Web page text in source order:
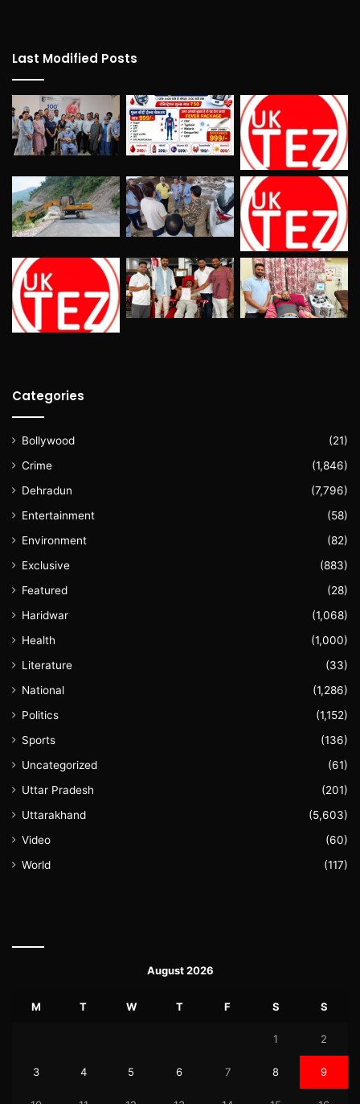
Last Modified Posts
Categories
Bollywood
(21)
Crime
(1,846)
Dehradun
(7,796)
Entertainment
(58)
Environment
(82)
Exclusive
(883)
Featured
(28)
Haridwar
(1,068)
Health
(1,000)
Literature
(33)
National
(1,286)
Politics
(1,152)
Sports
(136)
Uncategorized
(61)
Uttar Pradesh
(201)
Uttarakhand
(5,603)
Video
(60)
World
(117)
August 2026
M T W T F S S
1 2
3 4 5 6 7 8 9